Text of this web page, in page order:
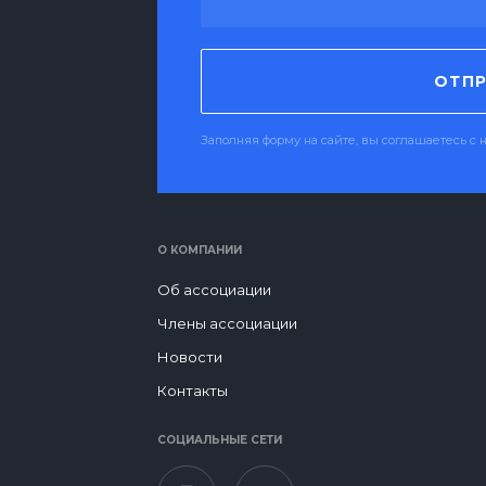
Заполняя форму на сайте, вы соглашаетесь
О КОМПАНИИ
Об ассоциации
Члены ассоциации
Новости
Контакты
СОЦИАЛЬНЫЕ СЕТИ